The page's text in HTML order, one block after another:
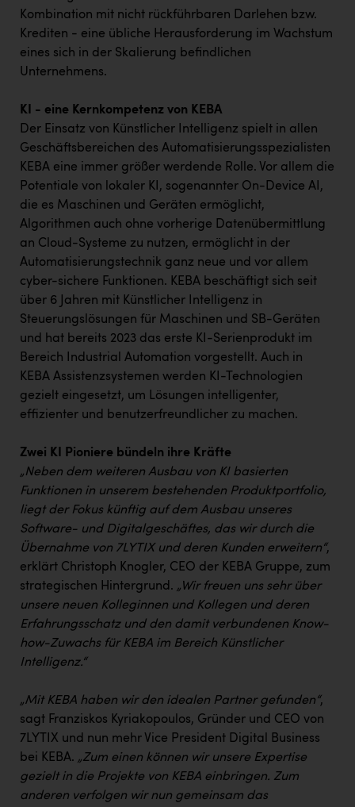
TGW Logistics
TRAILOMAT & Cycling Austria
Vier Diamanten
Vorlagenportal
Wir besiegen Krebs
Wirtschaftskammer OÖ
ZGONC
ZULuft - Zukunft Luft Austria
z.l.ö.
Österreichisches Hebammengremium
Wirtschaftskammer OÖ Energiehandel
kunden basics
kontakt
Kombination mit nicht rückführbaren Darlehen bzw.
Krediten - eine übliche Herausforderung im Wachstum
eines sich in der Skalierung befindlichen
Unternehmens.
KI - eine Kernkompetenz von KEBA
Der Einsatz von Künstlicher Intelligenz spielt in allen
Geschäftsbereichen des Automatisierungsspezialisten
KEBA eine immer größer werdende Rolle. Vor allem die
Potentiale von lokaler KI, sogenannter On-Device AI,
die es Maschinen und Geräten ermöglicht,
Algorithmen auch ohne vorherige Datenübermittlung
an Cloud-Systeme zu nutzen, ermöglicht in der
Automatisierungstechnik ganz neue und vor allem
cyber-sichere Funktionen. KEBA beschäftigt sich seit
über 6 Jahren mit Künstlicher Intelligenz in
Steuerungslösungen für Maschinen und SB-Geräten
und hat bereits 2023 das erste KI-Serienprodukt im
Bereich Industrial Automation vorgestellt. Auch in
KEBA Assistenzsystemen werden KI-Technologien
gezielt eingesetzt, um Lösungen intelligenter,
effizienter und benutzerfreundlicher zu machen.
Zwei KI Pioniere bündeln ihre Kräfte
„Neben dem weiteren Ausbau von KI basierten
Funktionen in unserem bestehenden Produktportfolio,
liegt der Fokus künftig auf dem Ausbau unseres
Software- und Digitalgeschäftes, das wir durch die
Übernahme von 7LYTIX und deren Kunden erweitern“,
erklärt Christoph Knogler, CEO der KEBA Gruppe, zum
strategischen Hintergrund. „Wir freuen uns sehr über
unsere neuen Kolleginnen und Kollegen und deren
Erfahrungsschatz und den damit verbundenen Know-
how-Zuwachs für KEBA im Bereich Künstlicher
Intelligenz.“
„Mit KEBA haben wir den idealen Partner gefunden“,
sagt Franziskos Kyriakopoulos, Gründer und CEO von
7LYTIX und nun mehr Vice President Digital Business
bei KEBA. „Zum einen können wir unsere Expertise
gezielt in die Projekte von KEBA einbringen. Zum
anderen verfolgen wir nun gemeinsam das